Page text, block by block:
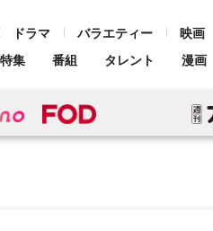
ドラマ バラエティー 映画
特集 番組 タレント 漫画